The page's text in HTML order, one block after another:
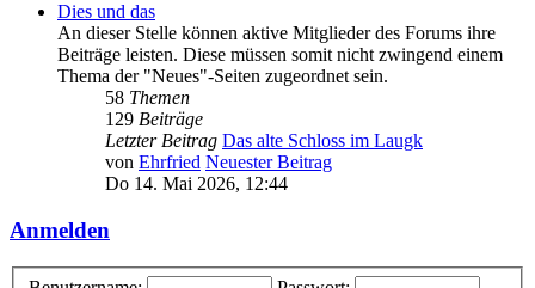
Dies und das
An dieser Stelle können aktive Mitglieder des Forums ihre
Beiträge leisten. Diese müssen somit nicht zwingend einem
Thema der "Neues"-Seiten zugeordnet sein.
58 Themen
129 Beiträge
Letzter Beitrag Das alte Schloss im Laugk
von Ehrfried Neuester Beitrag
Do 14. Mai 2026, 12:44
Anmelden